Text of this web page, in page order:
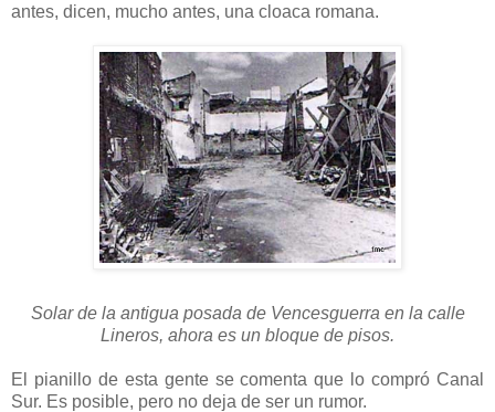
antes, dicen, mucho antes, una cloaca romana.
Solar de la antigua posada de Vencesguerra en la calle
Lineros, ahora es un bloque de pisos.
El pianillo de esta gente se comenta que lo compró Canal
Sur. Es posible, pero no deja de ser un rumor.